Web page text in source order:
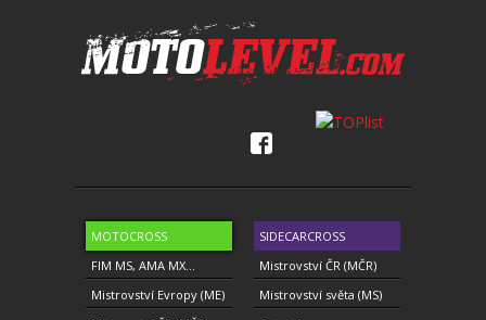
MOTOCROSS
FIM MS, AMA MX...
Mistrovství Evropy (ME)
SIDECARCROSS
Mistrovství ČR (MČR)
Mistrovství světa (MS)